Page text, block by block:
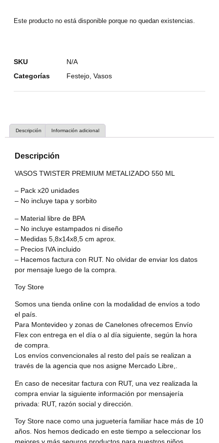
Este producto no está disponible porque no quedan existencias.
SKU
N/A
Categorías
Festejo Vasos
Descripción Información adicional
Descripción
VASOS TWISTER PREMIUM METALIZADO 550 ML
– Pack x20 unidades
– No incluye tapa y sorbito
– Material libre de BPA
– No incluye estampados ni diseño
– Medidas 5,8x14x8,5 cm aprox.
– Precios IVA incluido
– Hacemos factura con RUT. No olvidar de enviar los datos
por mensaje luego de la compra.
Toy Store
Somos una tienda online con la modalidad de envíos a todo
el país.
Para Montevideo y zonas de Canelones ofrecemos Envío
Flex con entrega en el día o al día siguiente, según la hora
de compra.
Los envíos convencionales al resto del país se realizan a
través de la agencia que nos asigne Mercado Libre,.
En caso de necesitar factura con RUT, una vez realizada la
compra enviar la siguiente información por mensajería
privada: RUT, razón social y dirección.
Toy Store nace como una juguetería familiar hace más de 10
años. Nos hemos dedicado en este tiempo a seleccionar los